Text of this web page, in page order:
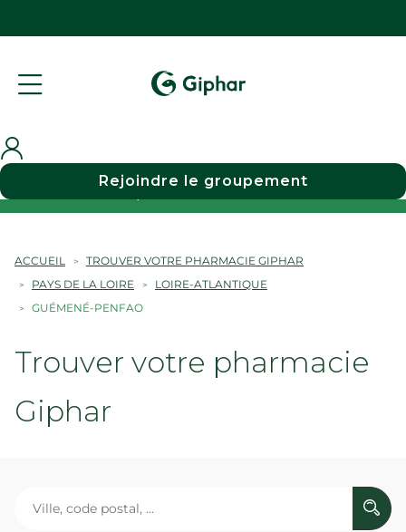
Choisir une pharmacie
Rejoindre le groupement
ACCUEIL
TROUVER VOTRE PHARMACIE GIPHAR
PAYS DE LA LOIRE
LOIRE-ATLANTIQUE
GUÉMENÉ-PENFAO
Trouver votre pharmacie
Giphar